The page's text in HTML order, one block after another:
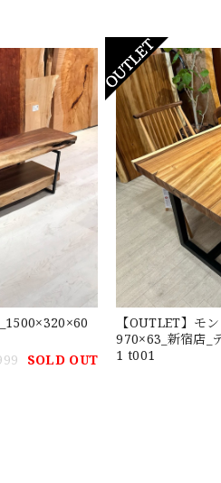
SOLD OUT
【OUTLET】モ
970×63_新宿店_
1 t001